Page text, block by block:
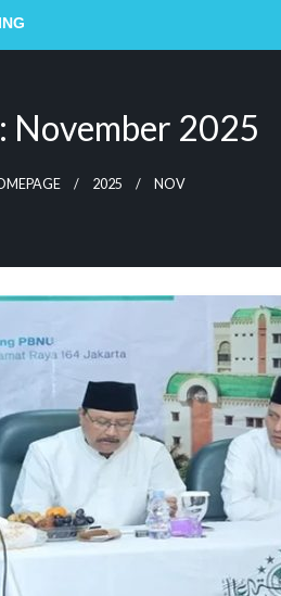
November 2025
2025 NOV